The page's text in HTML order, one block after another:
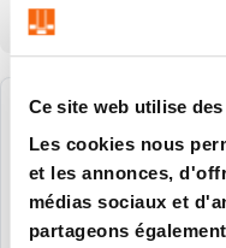
Ce site web utilise
Les cookies nous
et les annonces,
médias sociaux et
partageons
125